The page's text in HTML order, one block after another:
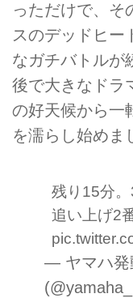
っただけで、そ
スのデッドヒー
なガチバトルが
後で大きなドラ
の好天候から一
を濡らし始めま
残り15分
追い上げ2
— ヤマハ発